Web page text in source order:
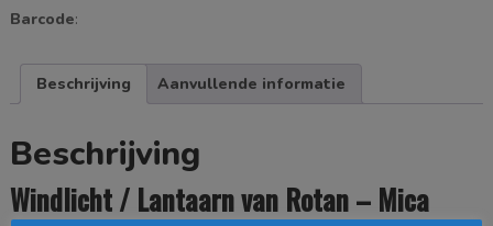
Barcode:
Beschrijving Aanvullende informatie
Beschrijving
Windlicht / Lantaarn van Rotan – Mica